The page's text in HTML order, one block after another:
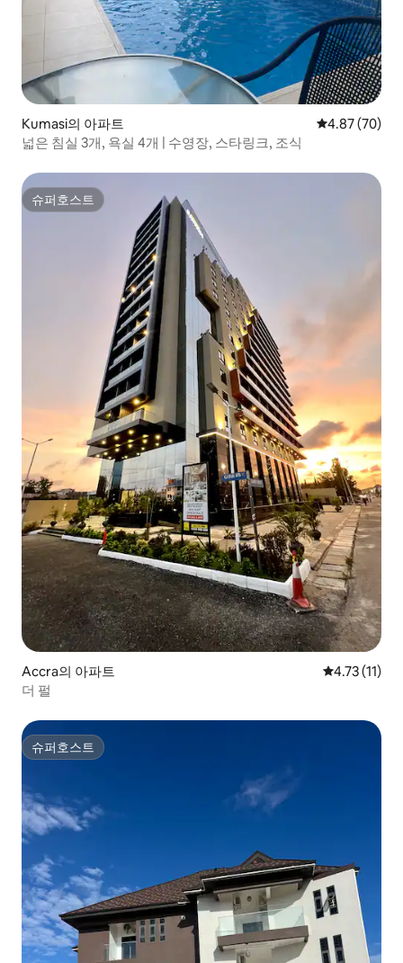
Kumasi의 아파트 평점 4.87점(5
4.87 (70)
넓은 침실 3개, 욕실 4개 | 수영장, 스타링크, 조식
슈퍼호스트
슈퍼호스트
Accra의 아파트 평점 4.73점
4.73 (11)
더 펄
슈퍼호스트
슈퍼호스트